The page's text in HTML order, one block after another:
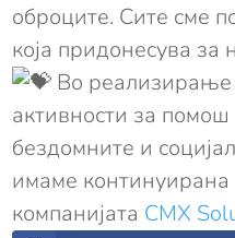
оброците. Сите сме
која придонесува
Во
активности за
бездомните и
имаме
компанијата CMX